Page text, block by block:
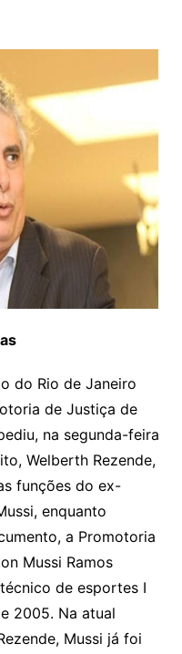
do Rio de Janeiro
de Justiça de
na segunda-feira
Welberth Rezende,
funções do ex-
enquanto
a Promotoria
Mussi Ramos
de esportes I
2005. Na atual
Mussi já foi